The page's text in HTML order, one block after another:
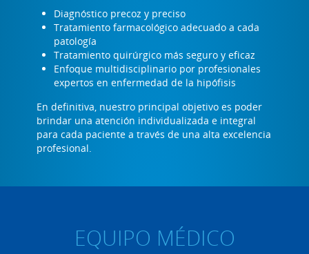
Diagnóstico precoz y preciso
Tratamiento farmacológico adecuado a cada
patología
Tratamiento quirúrgico más seguro y eficaz
Enfoque multidisciplinario por profesionales
expertos en enfermedad de la hipófisis
En definitiva, nuestro principal objetivo es poder
brindar una atención individualizada e integral
para cada paciente a través de una alta excelencia
profesional.
EQUIPO MÉDICO